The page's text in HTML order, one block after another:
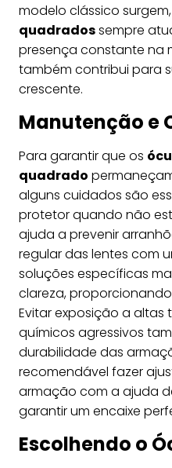
modelo clássico
quadradossempre
presença constante na
também contribui para
crescente.
Manutenção e
Para garantir que os
quadrado
alguns cuidados são
protetor quando não
ajuda a prevenir
regular das lentes com
soluções específicas
clareza,
Evitar exposição a
químicos agressivos
durabilidade das
recomendável fazer
armação com a ajuda
garantir um encaixe
Escolhendo o